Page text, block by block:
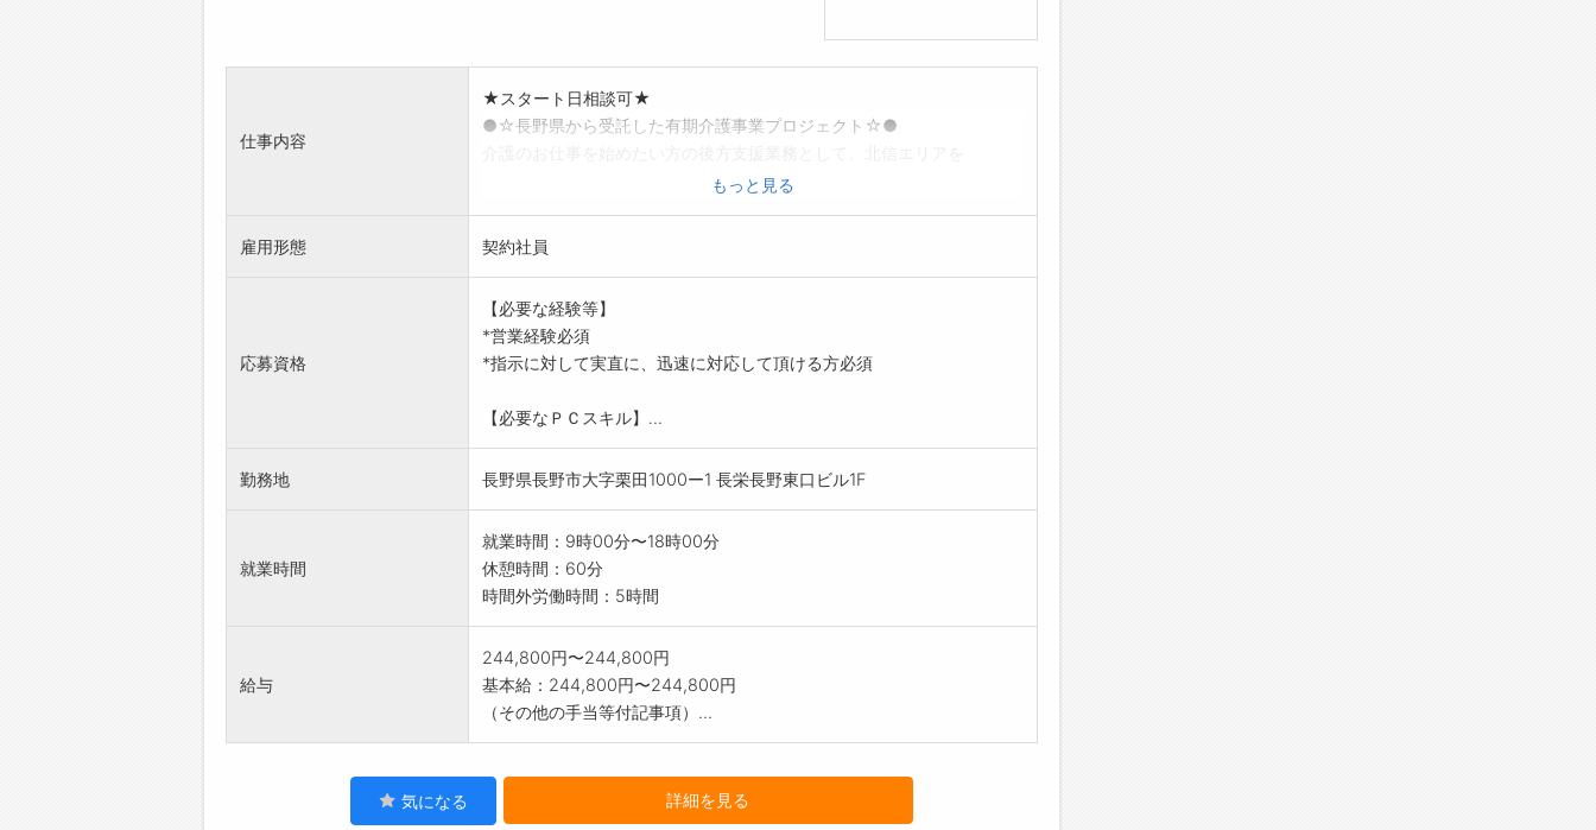
仕事内容
★スタート日相談可★
●☆長野県から受託した有期介護事業プロジェクト☆●
接
◇求職者が希望する施設の求人票獲得・介護事業所訪問
◇決まったフォーマットへ入力など
上記、営業・企画営業・ラウンダーとして活躍して頂けます。
*業務上、運転することがあります。(社用車)
もっと見る
雇用形態 契約社員
応募資格
【必要な経験等】
*営業経験必須
*指示に対して実直に、迅速に対応して頂ける方必須
【必要なＰＣスキル】...
勤務地 長野県長野市大字栗田1000ー1 長栄長野東口ビル1F
就業時間
就業時間：9時00分〜18時00分
休憩時間：60分
時間外労働時間：5時間
給与
244,800円〜244,800円
基本給：244,800円〜244,800円
（その他の手当等付記事項）...
気になる 詳細を見る